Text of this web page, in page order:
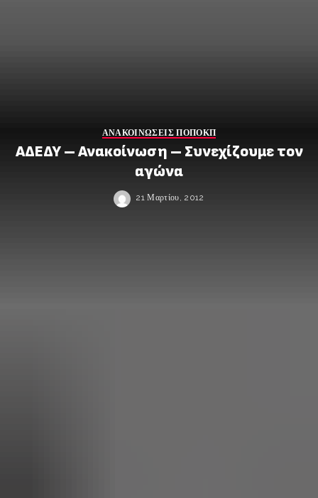
ΑΝΑΚΟΙΝΩΣΕΙΣ ΠΟΠΟΚΠ
ΑΔΕΔΥ – Ανακοίνωση – Συνεχίζουμε τον
αγώνα
21 Μαρτίου, 2012